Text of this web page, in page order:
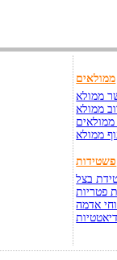
ממולאים
ממולא
ממולא
ממולא
פשטידות
בצל
פטריות
אדמה